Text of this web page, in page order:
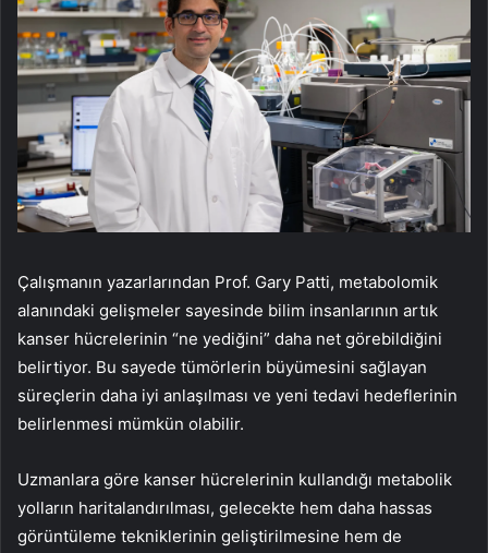
Çalışmanın yazarlarından Prof. Gary Patti, metabolomik
alanındaki gelişmeler sayesinde bilim insanlarının artık
kanser hücrelerinin “ne yediğini” daha net görebildiğini
belirtiyor. Bu sayede tümörlerin büyümesini sağlayan
süreçlerin daha iyi anlaşılması ve yeni tedavi hedeflerinin
belirlenmesi mümkün olabilir.
Uzmanlara göre kanser hücrelerinin kullandığı metabolik
yolların haritalandırılması, gelecekte hem daha hassas
görüntüleme tekniklerinin geliştirilmesine hem de